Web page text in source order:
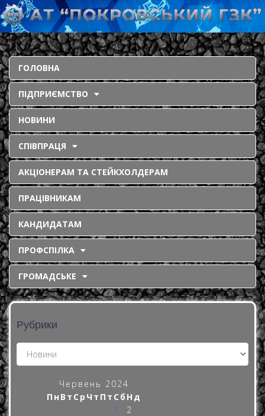
ГОЛОВНА
ПІДПРИЄМСТВО
НОВИНИ
СПІВПРАЦЯ
АКЦІОНЕРАМ ТА СТЕЙКХОЛДЕРАМ
ПРАЦІВНИКАМ
КАНДИДАТАМ
ПРОФСПІЛКА
ГРОМАДСЬКЕ
Рубрики
Червень 2024
Пн Вт Ср Чт Пт Сб Нд
1
2